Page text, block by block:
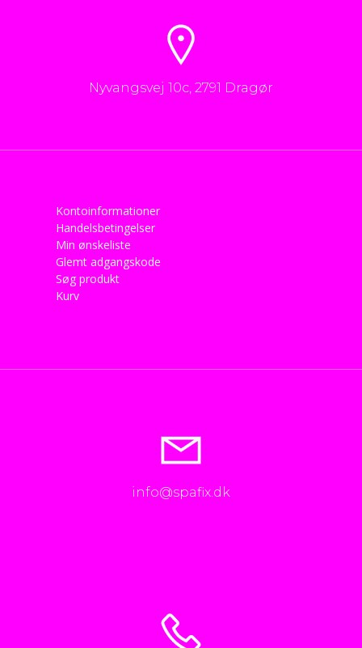
Nyvangsvej 10c, 2791 Dragør
Kontoinformationer
Handelsbetingelser
Min ønskeliste
Glemt adgangskode
Søg produkt
Kurv
info@spafix.dk